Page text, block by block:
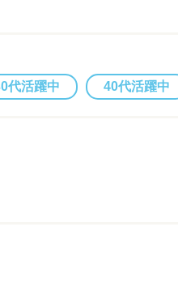
代活躍中 40代活躍中